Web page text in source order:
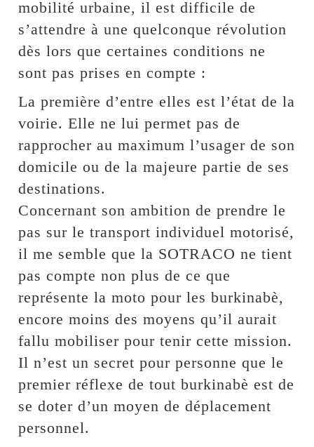
mobilité urbaine, il est difficile de
s’attendre à une quelconque révolution
dès lors que certaines conditions ne
sont pas prises en compte :
La première d’entre elles est l’état de la
voirie. Elle ne lui permet pas de
rapprocher au maximum l’usager de son
domicile ou de la majeure partie de ses
destinations.
Concernant son ambition de prendre le
pas sur le transport individuel motorisé,
il me semble que la SOTRACO ne tient
pas compte non plus de ce que
représente la moto pour les burkinabè,
encore moins des moyens qu’il aurait
fallu mobiliser pour tenir cette mission.
Il n’est un secret pour personne que le
premier réflexe de tout burkinabè est de
se doter d’un moyen de déplacement
personnel.